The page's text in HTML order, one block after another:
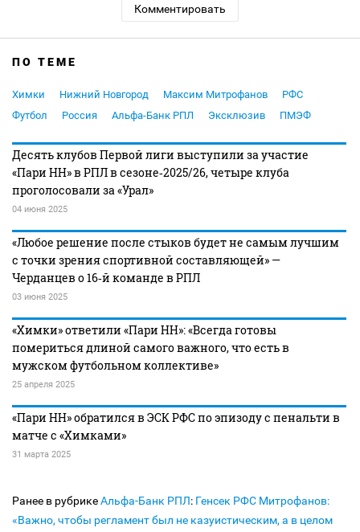
Комментировать
ПО ТЕМЕ
Химки Нижний Новгород Максим Митрофанов
РФС
Футбол
Россия Альфа-Банк РПЛ Эксклюзив ПМЭФ
Десять клубов Первой лиги выступили за участие
«Пари НН» в РПЛ в сезоне‑2025/26, четыре клуба
проголосовали за «Урал»
04 июня 2025
«Любое решение после стыков будет не самым лучшим
с точки зрения спортивной составляющей» —
Черданцев о 16‑й команде в РПЛ
03 июня 2025
«Химки» ответили «Пари НН»: «Всегда готовы
помериться длиной самого важного, что есть в
мужском футбольном коллективе»
25 апреля 2025
«Пари НН» обратился в ЭСК РФС по эпизоду с пенальти в
матче с «Химками»
31 марта 2025
Ранее в рубрикеАльфа-Банк РПЛ: Генсек РФС Митрофанов:
«Важно, чтобы регламент был не казуистическим, а в целом